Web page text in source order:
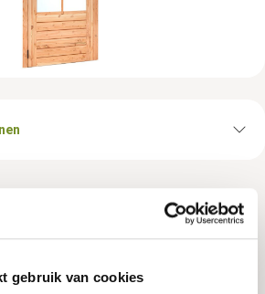
gebruik van cookies
mit
teilig,